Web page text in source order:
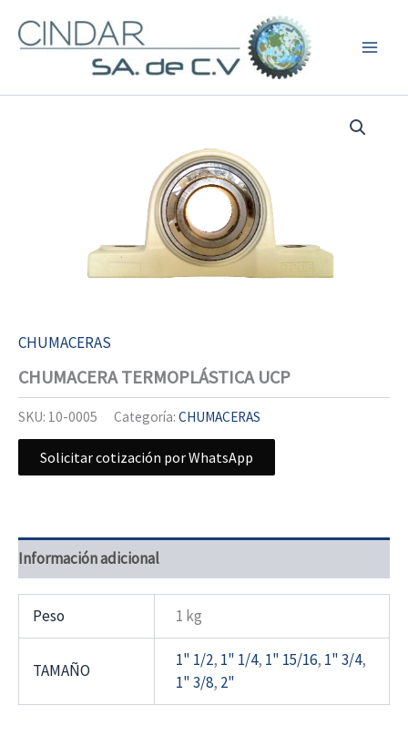
CHUMACERAS
CHUMACERA TERMOPLÁSTICA UCP
SKU: 10-0005 Categoría: CHUMACERAS
Solicitar cotización por WhatsApp
Información adicional
Peso 1 kg
TAMAÑO
1" 1/2, 1" 1/4, 1" 15/16, 1" 3/4,
1" 3/8, 2"